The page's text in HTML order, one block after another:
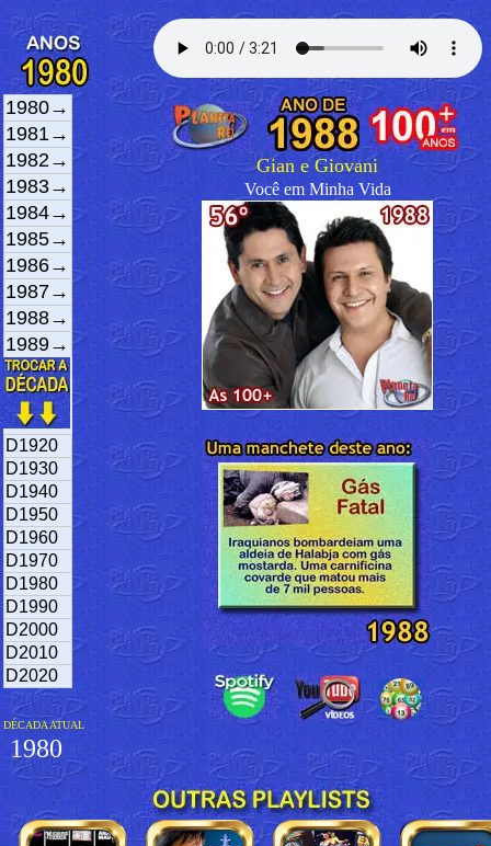
1980→
1981→
1982→
1983→
1984→
1985→
1986→
1987→
1988→
1989→
D1920
D1930
D1940
D1950
D1960
D1970
D1980
D1990
D2000
D2010
D2020
DÉCADA ATUAL
1980
Gian e Giovani
Você em Minha Vida